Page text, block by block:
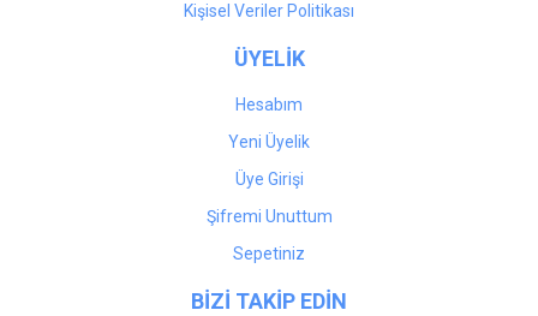
Kişisel Veriler Politikası
ÜYELİK
Hesabım
Yeni Üyelik
Üye Girişi
Şifremi Unuttum
Sepetiniz
BİZİ TAKİP EDİN